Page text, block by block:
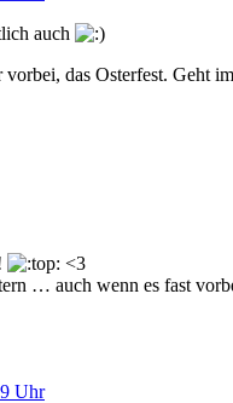
auch
das Osterfest. Geht
<3
… auch wenn es fast
Uhr